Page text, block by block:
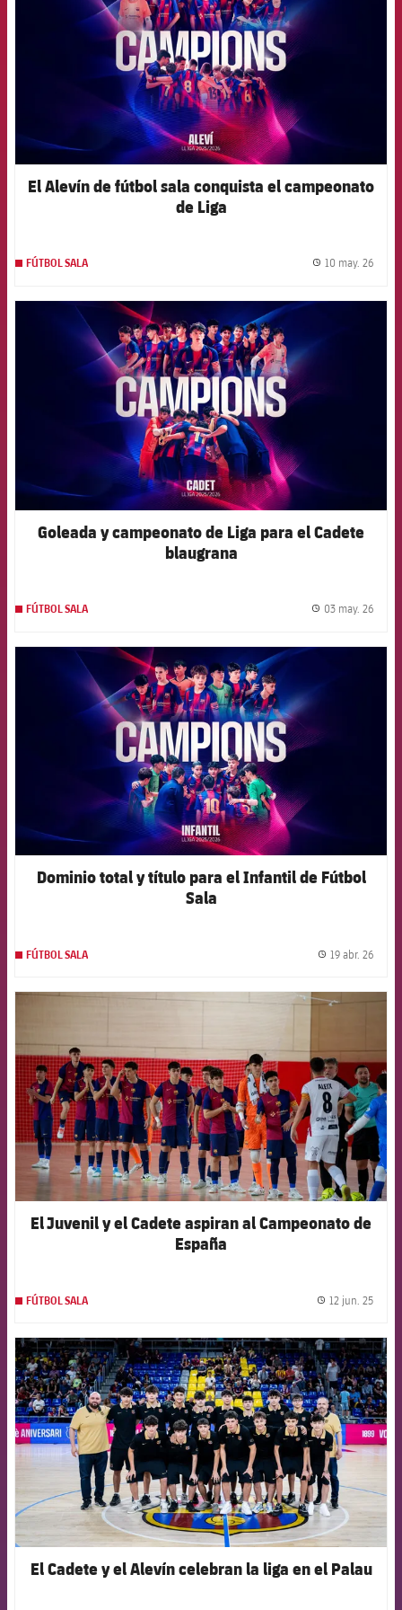
El Alevín de fútbol sala conquista el campeonato
de Liga
FÚTBOL SALA 10 may. 26
FCB Barcelona badge
Goleada y campeonato de Liga para el Cadete
blaugrana
FÚTBOL SALA 03 may. 26
FCB Barcelona badge
Dominio total y título para el Infantil de Fútbol
Sala
FÚTBOL SALA 19 abr. 26
FCB Barcelona badge
El Juvenil y el Cadete aspiran al Campeonato de
España
FÚTBOL SALA 12 jun. 25
FCB Barcelona badge
El Cadete y el Alevín celebran la liga en el Palau